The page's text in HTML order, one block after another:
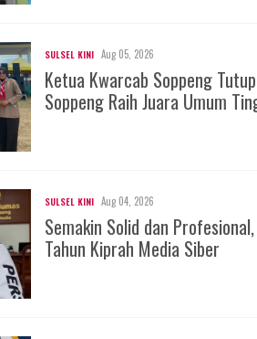
SULSEL KINI Aug 05, 2026
Ketua Kwarcab Soppeng
Soppeng Raih Juara Umum
SULSEL KINI Aug 04, 2026
Semakin Solid dan
Tahun Kiprah Media Siber